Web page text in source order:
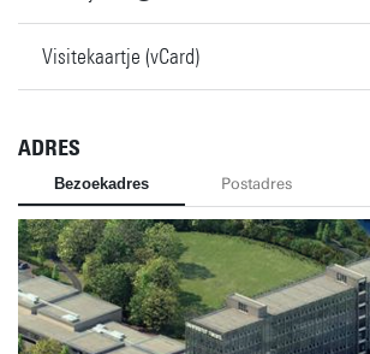
Visitekaartje (vCard)
ADRES
Bezoekadres Postadres